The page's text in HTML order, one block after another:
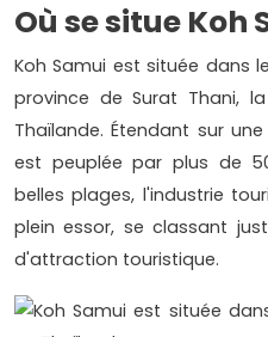
Où se situe Koh
Koh Samui est située dans
province de Surat Thani,
Thaïlande. Étendant sur
est peuplée par plus de
belles plages, l'industrie
plein essor, se classant
d'attraction touristique.